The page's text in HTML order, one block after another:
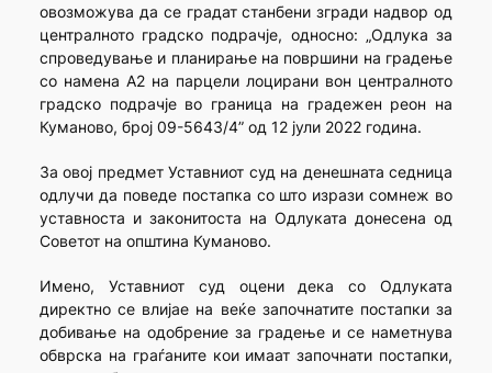
овозможува да се градат станбени згради надвор од
централното градско подрачје, односно: „Одлука за
спроведување и планирање на површини на градење
со намена А2 на парцели лоцирани вон централното
градско подрачје во граница на градежен реон на
Куманово, број 09-5643/4” од 12 јули 2022 година.
За овој предмет Уставниот суд на денешната седница
одлучи да поведе постапка со што изрази сомнеж во
уставноста и законитоста на Одлуката донесена од
Советот на општина Куманово.
Имено, Уставниот суд оцени дека со Одлуката
директно се влијае на веќе започнатите постапки за
добивање на одобрение за градење и се наметнува
обврска на граѓаните кои имаат започнати постапки,